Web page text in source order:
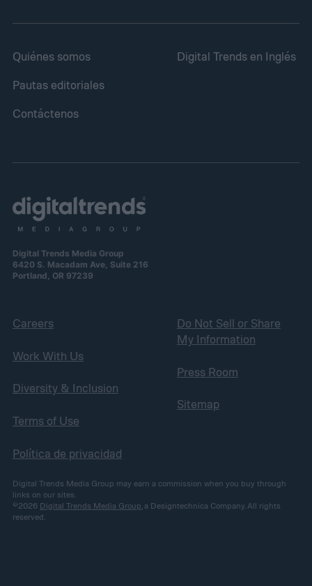
Quiénes somos
Pautas editoriales
Contáctenos
Digital Trends en Inglés
Digital Trends Media Group
6420 S. Macadam Ave, Suite 216
Portland, OR 97239
Careers
Work With Us
Diversity & Inclusion
Terms of Use
Política de privacidad
Do Not Sell or Share
My Information
Press Room
Sitemap
Digital Trends Media Group may earn a commission when you buy through
links on our sites.
©2026 Digital Trends Media Group, a Designtechnica Company. All rights
reserved.